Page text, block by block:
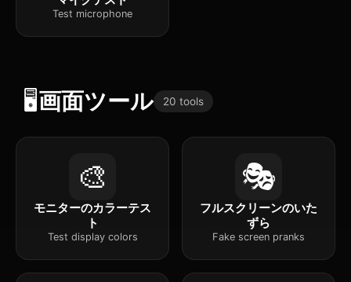
Test microphone
🖥️画面ツール 20 tools
🎨
モニターのカラーテス
ト
Test display colors
🎭
フルスクリーンのいた
ずら
Fake screen pranks